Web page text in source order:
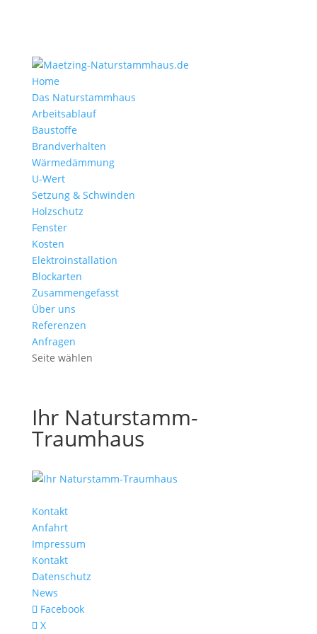
Home
Das Naturstammhaus
Arbeitsablauf
Baustoffe
Brandverhalten
Wärmedämmung
U-Wert
Setzung & Schwinden
Holzschutz
Fenster
Kosten
Elektroinstallation
Blockarten
Zusammengefasst
Über uns
Referenzen
Anfragen
Seite wählen
Ihr Naturstamm-
Traumhaus
Kontakt
Anfahrt
Impressum
Kontakt
Datenschutz
News
Facebook
X